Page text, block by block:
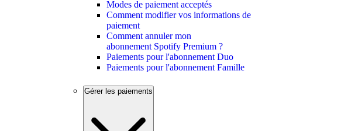
Modes de paiement acceptés
Comment modifier vos informations de
paiement
Comment annuler mon
abonnement Spotify Premium ?
Paiements pour l'abonnement Duo
Paiements pour l'abonnement Famille
Gérer les paiements